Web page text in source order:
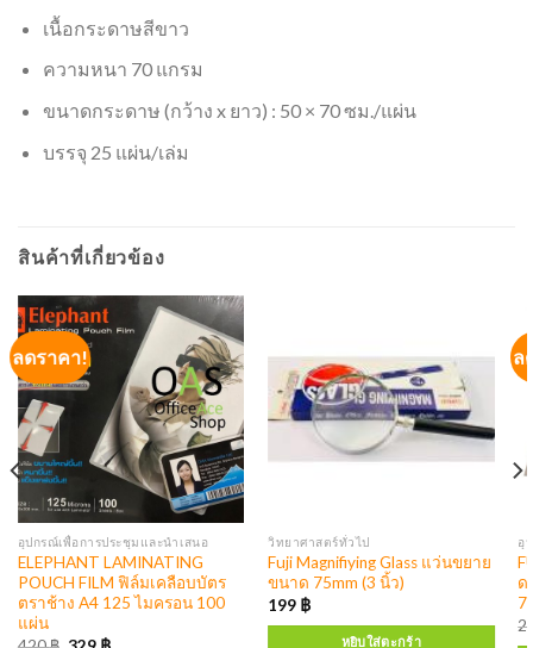
เนื้อกระดาษสีขาว
ความหนา 70 แกรม
ขนาดกระดาษ (กว้าง x ยาว) : 50 × 70 ซม./แผ่น
บรรจุ 25 แผ่น/เล่ม
สินค้าที่เกี่ยวข้อง
ลดราคา!
อุปกรณ์เพื่อการประชุมและนำเสนอ
ELEPHANT LAMINATING
POUCH FILM ฟิล์มเคลือบบัตร
ตราช้าง A4 125 ไมครอน 100
แผ่น
วิทยาศาสตร์ทั่วไป
Fuji Magnifiying Glass แว่นขยาย
ขนาด 75mm (3 นิ้ว)
199 ฿
หยิบใส่ตะกร้า
ล
อุ
ด